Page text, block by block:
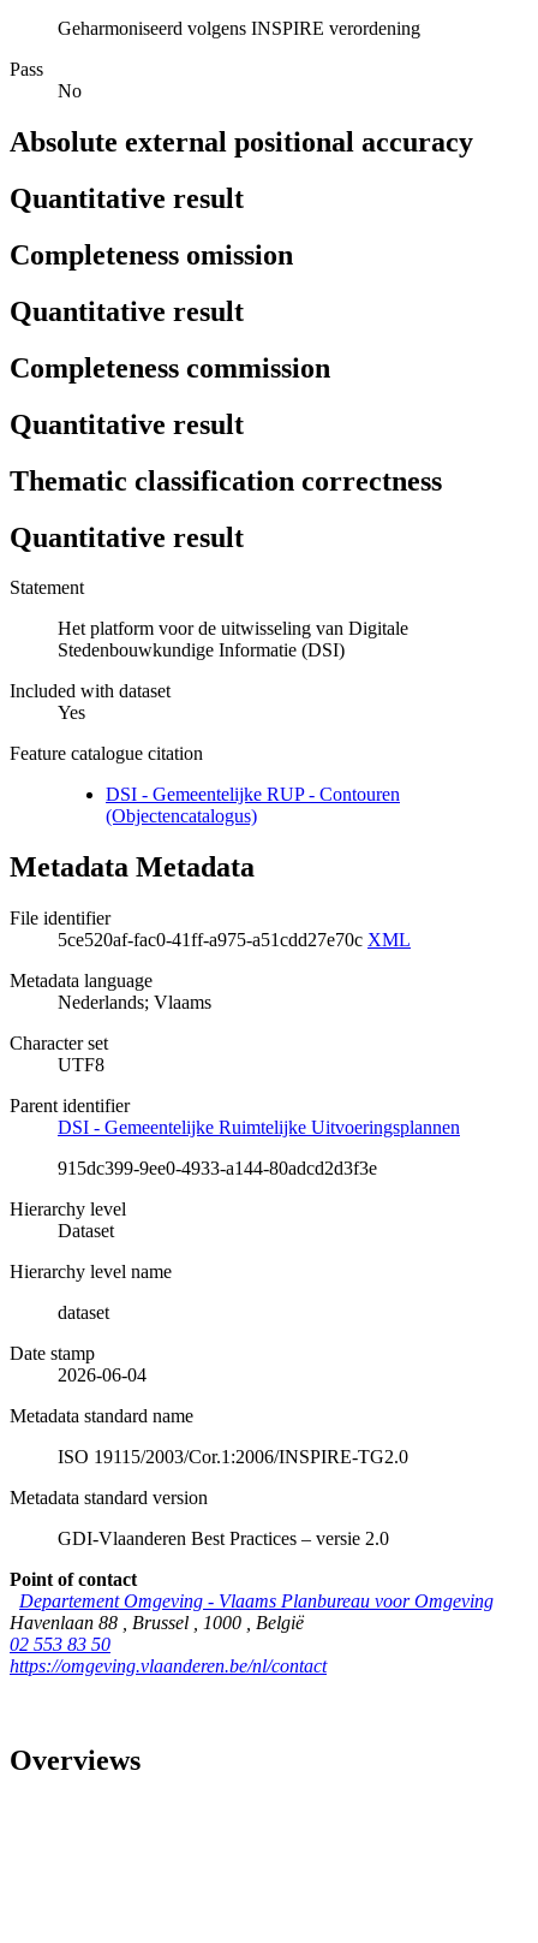
Geharmoniseerd volgens INSPIRE verordening
Pass
No
Absolute external positional accuracy
Quantitative result
Completeness omission
Quantitative result
Completeness commission
Quantitative result
Thematic classification correctness
Quantitative result
Statement
Het platform voor de uitwisseling van Digitale
Stedenbouwkundige Informatie (DSI)
Included with dataset
Yes
Feature catalogue citation
DSI - Gemeentelijke RUP - Contouren
(Objectencatalogus)
Metadata Metadata
File identifier
5ce520af-fac0-41ff-a975-a51cdd27e70c XML
Metadata language
Nederlands; Vlaams
Character set
UTF8
Parent identifier
DSI - Gemeentelijke Ruimtelijke Uitvoeringsplannen
915dc399-9ee0-4933-a144-80adcd2d3f3e
Hierarchy level
Dataset
Hierarchy level name
dataset
Date stamp
2026-06-04
Metadata standard name
ISO 19115/2003/Cor.1:2006/INSPIRE-TG2.0
Metadata standard version
GDI-Vlaanderen Best Practices – versie 2.0
Point of contact
Departement Omgeving - Vlaams Planbureau voor Omgeving
Havenlaan 88
Brussel 1000
België
02 553 83 50
https://omgeving.vlaanderen.be/nl/contact
Overviews